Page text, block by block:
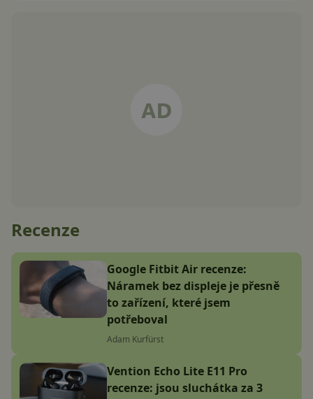
Recenze
Google Fitbit Air recenze:
Náramek bez displeje je přesně
to zařízení, které jsem
potřeboval
Adam Kurfürst
Vention Echo Lite E11 Pro
recenze: jsou sluchátka za 3